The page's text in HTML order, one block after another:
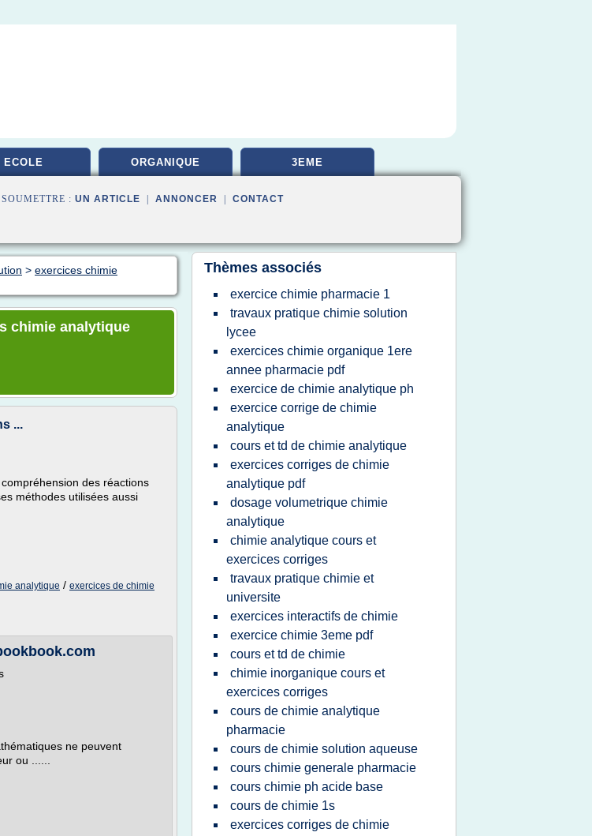
ECOLE ORGANIQUE 3EME
: UN ARTICLE ANNONCER CONTACT
> exercices chimie
chimie analytique
...
des réactions
méthodes utilisées aussi
analytique / exercices de chimie
ne peuvent
ou ......
Thèmes associés
exercice chimie pharmacie 1
travaux pratique chimie solution
lycee
exercices chimie organique 1ere
annee pharmacie pdf
exercice de chimie analytique ph
exercice corrige de chimie
analytique
cours et td de chimie analytique
exercices corriges de chimie
analytique pdf
dosage volumetrique chimie
analytique
chimie analytique cours et
exercices corriges
travaux pratique chimie et
universite
exercices interactifs de chimie
exercice chimie 3eme pdf
cours et td de chimie
chimie inorganique cours et
exercices corriges
cours de chimie analytique
pharmacie
cours de chimie solution aqueuse
cours chimie generale pharmacie
cours chimie ph acide base
cours de chimie 1s
exercices corriges de chimie